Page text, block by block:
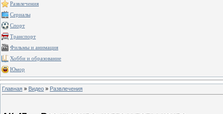
Развлечения
Сериалы
Спорт
Транспорт
Фильмы и анимация
Хобби и образование
Юмор
Главная » Видео » Развлечения